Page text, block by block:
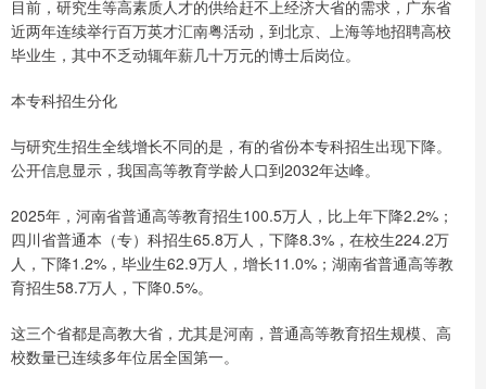
目前，研究生等高素质人才的供给赶不上经济大省的需求，广东省
近两年连续举行百万英才汇南粤活动，到北京、上海等地招聘高校
毕业生，其中不乏动辄年薪几十万元的博士后岗位。
本专科招生分化
与研究生招生全线增长不同的是，有的省份本专科招生出现下降。
公开信息显示，我国高等教育学龄人口到2032年达峰。
2025年，河南省普通高等教育招生100.5万人，比上年下降2.2%；
四川省普通本（专）科招生65.8万人，下降8.3%，在校生224.2万
人，下降1.2%，毕业生62.9万人，增长11.0%；湖南省普通高等教
育招生58.7万人，下降0.5%。
这三个省都是高教大省，尤其是河南，普通高等教育招生规模、高
校数量已连续多年位居全国第一。